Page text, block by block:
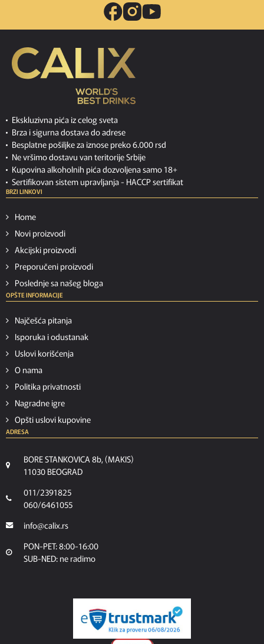
Ekskluzivna pića iz celog sveta
Brza i sigurna dostava do adrese
Besplatne pošiljke za iznose preko 6.000 rsd
Ne vršimo dostavu van teritorije Srbije
Kupovina alkoholnih pića dozvoljena samo 18+
Sertifikovan sistem upravljanja - HACCP sertifikat
BRZI LINKOVI
Home
Novi proizvodi
Akcijski proizvodi
Preporučeni proizvodi
Poslednje sa našeg bloga
OPŠTE INFORMACIJE
Najčešća pitanja
Isporuka i odustanak
Uslovi korišćenja
O nama
Politika privatnosti
Nagradne igre
Opšti uslovi kupovine
ADRESA
BORE STANKOVICA 8b, (MAKIS)
11030 BEOGRAD
011/2391825
060/6461055
info@calix.rs
PON-PET: 8:00-16:00
SUB-NED: ne radimo